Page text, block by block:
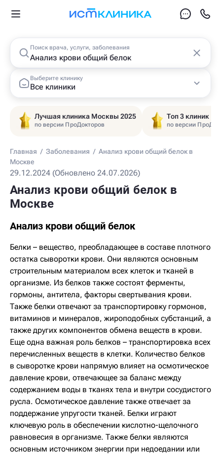
Поиск врача, услуги, заболевания
Выберите клинику
Все клиники
Лучшая клиника Москвы 2025
по версии ПроДокторов
Топ 3 клиник
по версии
Главная / Заболевания / Анализ крови общий белок в
Москве
29.12.2024 (Обновлено 24.07.2026)
Анализ крови общий белок в
Москве
Анализ крови общий белок
Белки – вещество, преобладающее в составе плотного
остатка сыворотки крови. Они являются основным
строительным материалом всех клеток и тканей в
организме. Из белков также состоят ферменты,
гормоны, антитела, факторы свертывания крови.
Также белки отвечают за транспортировку гормонов,
витаминов и минералов, жироподобных субстанций, а
также других компонентов обмена веществ в крови.
Еще одна важная роль белков – транспортировка всех
перечисленных веществ в клетки. Количество белков
в сыворотке крови напрямую влияет на осмотическое
давление крови, отвечающее за баланс между
содержанием воды в тканях тела и внутри сосудистого
русла. Осмотическое давление также отвечает за
поддержание упругости тканей. Белки играют
ключевую роль в обеспечении кислотно-щелочного
равновесия в организме. Также белки являются
основным источником энергии при недоедании или